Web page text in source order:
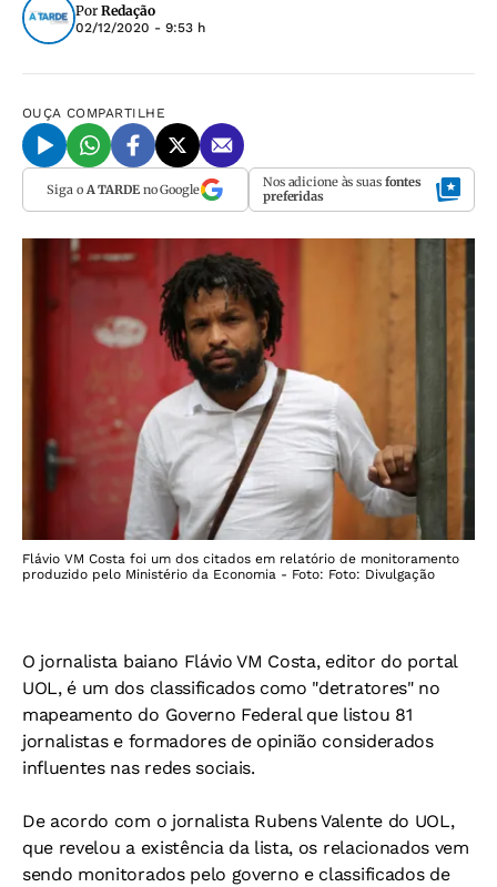
Por Redação
02/12/2020 - 9:53 h
OUÇA COMPARTILHE
Siga o A TARDEno Google Nos adicione às suas fontes
preferidas
Flávio VM Costa foi um dos citados em relatório de monitoramento
produzido pelo Ministério da Economia - Foto: Foto: Divulgação
O jornalista baiano Flávio VM Costa, editor do portal
UOL, é um dos classificados como "detratores" no
mapeamento do Governo Federal que listou 81
jornalistas e formadores de opinião considerados
influentes nas redes sociais.
De acordo com o jornalista Rubens Valente do UOL,
que revelou a existência da lista, os relacionados vem
sendo monitorados pelo governo e classificados de